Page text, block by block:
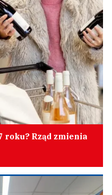
roku? Rząd zmienia